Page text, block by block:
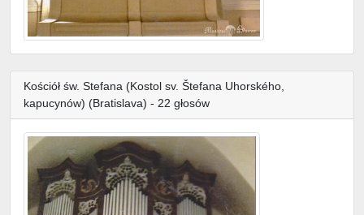
Kościół św. Stefana (Kostol sv. Štefana Uhorského,
kapucynów) (Bratislava) - 22 głosów